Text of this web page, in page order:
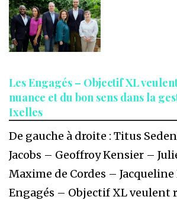
Les Engagés – Objectif XL
nuance et du bon sens dans la
Ixelles
De gauche à droite : Titus
Jacobs – Geoffroy Kensier –
Maxime de Cordes –
Engagés – Objectif XL veulent